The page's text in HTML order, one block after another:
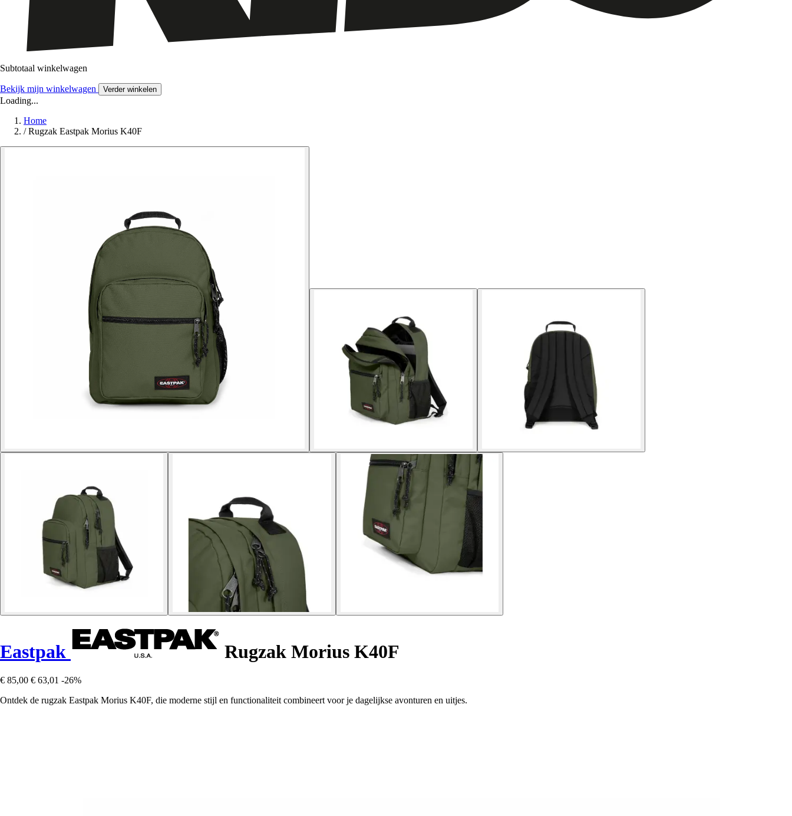
Subtotaal winkelwagen
Bekijk mijn winkelwagen Verder winkelen
Loading...
Home
/ Rugzak Eastpak Morius K40F
Eastpak Rugzak Morius K40F
€ 85,00 € 63,01 -26%
Ontdek de rugzak Eastpak Morius K40F, die moderne stijl en functionaliteit combineert voor je dagelijkse avonturen en uitjes.